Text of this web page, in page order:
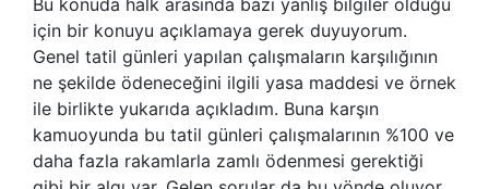
için bir konuyu açıklamaya gerek duyuyorum.
Genel tatil günleri yapılan çalışmaların karşılığının
ne şekilde ödeneceğini ilgili yasa maddesi ve örnek
ile birlikte yukarıda açıkladım. Buna karşın
kamuoyunda bu tatil günleri çalışmalarının %100 ve
daha fazla rakamlarla zamlı ödenmesi gerektiği